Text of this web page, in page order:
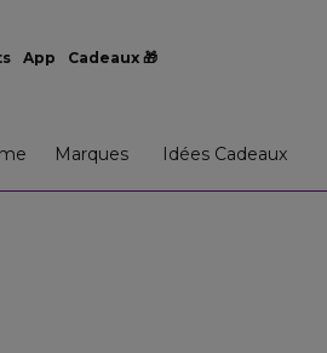
App Cadeaux 🎁
Marques Idées Cadeaux